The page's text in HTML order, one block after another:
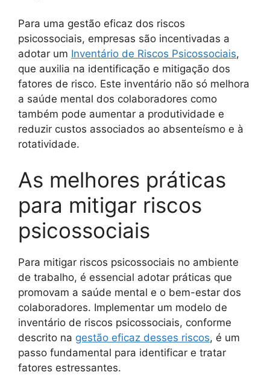
Para uma gestão eficaz dos riscos
psicossociais, empresas são incentivadas a
adotar um Inventário de Riscos Psicossociais,
que auxilia na identificação e mitigação dos
fatores de risco. Este inventário não só melhora
a saúde mental dos colaboradores como
também pode aumentar a produtividade e
reduzir custos associados ao absenteísmo e à
rotatividade.
As melhores práticas
para mitigar riscos
psicossociais
Para mitigar riscos psicossociais no ambiente
de trabalho, é essencial adotar práticas que
promovam a saúde mental e o bem-estar dos
colaboradores. Implementar um modelo de
inventário de riscos psicossociais, conforme
descrito na gestão eficaz desses riscos, é um
passo fundamental para identificar e tratar
fatores estressantes.